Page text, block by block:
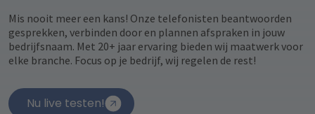
Mis nooit meer een kans! Onze telefonisten beantwoorden
gesprekken, verbinden door en plannen afspraken in jouw
bedrijfsnaam. Met 20+ jaar ervaring bieden wij maatwerk voor
elke branche. Focus op je bedrijf, wij regelen de rest!
Nu live testen!